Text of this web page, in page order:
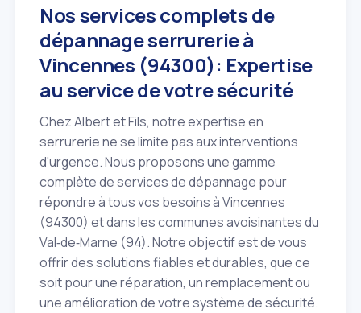
Nos services complets de
dépannage serrurerie à
Vincennes (94300): Expertise
au service de votre sécurité
Chez Albert et Fils, notre expertise en
serrurerie ne se limite pas aux interventions
d'urgence. Nous proposons une gamme
complète de services de dépannage pour
répondre à tous vos besoins à Vincennes
(94300) et dans les communes avoisinantes du
Val‑de‑Marne (94). Notre objectif est de vous
offrir des solutions fiables et durables, que ce
soit pour une réparation, un remplacement ou
une amélioration de votre système de sécurité.